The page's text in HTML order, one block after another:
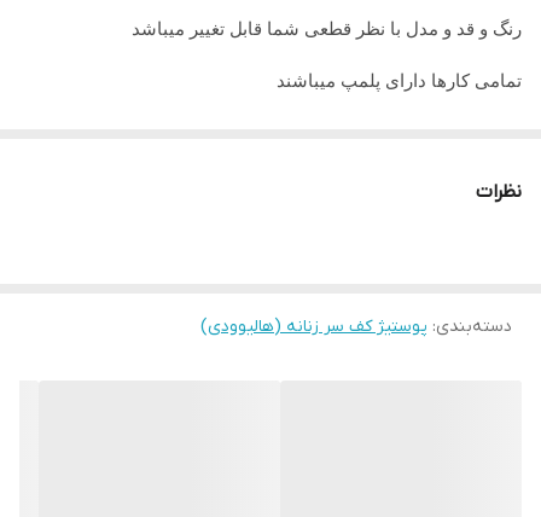
رنگ و قد و مدل با نظر قطعی شما قابل تغییر میباشد
تمامی کارها دارای پلمپ میباشند
در صورت داشتن سوال میتوانید از پشتیبان های ما راهنمایی دریافت
لطفا در گرفتن سریع کار عجله نفرمایید
نظرات
دسته‌بندی: پوستیژ کف سر زنانه (هالیوودی)